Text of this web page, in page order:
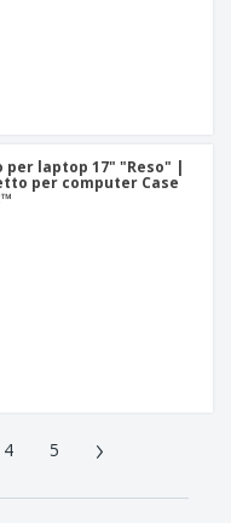
per laptop 17" "Reso" |
per computer Case
4 5 ›